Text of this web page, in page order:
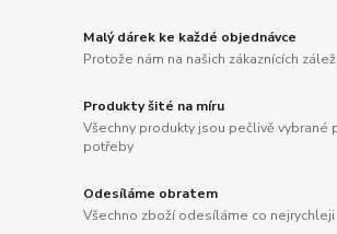
Malý dárek ke každé objednávce
Protože nám na našich zákaznících
Produkty šité na míru
Všechny produkty jsou pečlivě vybrané
potřeby
Odesíláme obratem
Všechno zboží odesíláme co nejrychleji